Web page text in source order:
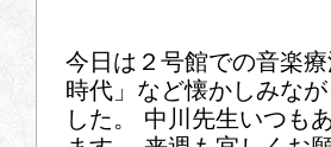
今日は２号館での音楽
時代」など懐かしみな
した。 中川先生いつも